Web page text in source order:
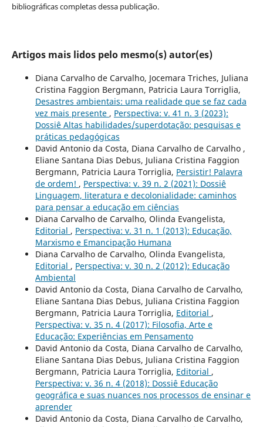
bibliográficas completas dessa publicação.
Artigos mais lidos pelo mesmo(s) autor(es)
Diana Carvalho de Carvalho, Jocemara Triches, Juliana
Cristina Faggion Bergmann, Patricia Laura Torriglia,
Desastres ambientais: uma realidade que se faz cada
vez mais presente , Perspectiva: v. 41 n. 3 (2023):
Dossiê Altas habilidades/superdotação: pesquisas e
práticas pedagógicas
David Antonio da Costa, Diana Carvalho de Carvalho ,
Eliane Santana Dias Debus, Juliana Cristina Faggion
Bergmann, Patricia Laura Torriglia, Persistir! Palavra
de ordem! , Perspectiva: v. 39 n. 2 (2021): Dossiê
Linguagem, literatura e decolonialidade: caminhos
para pensar a educação em ciências
Diana Carvalho de Carvalho, Olinda Evangelista,
Editorial , Perspectiva: v. 31 n. 1 (2013): Educação,
Marxismo e Emancipação Humana
Diana Carvalho de Carvalho, Olinda Evangelista,
Editorial , Perspectiva: v. 30 n. 2 (2012): Educação
Ambiental
David Antonio da Costa, Diana Carvalho de Carvalho,
Eliane Santana Dias Debus, Juliana Cristina Faggion
Bergmann, Patricia Laura Torriglia, Editorial ,
Perspectiva: v. 35 n. 4 (2017): Filosofia, Arte e
Educação: Experiências em Pensamento
David Antonio da Costa, Diana Carvalho de Carvalho,
Eliane Santana Dias Debus, Juliana Cristina Faggion
Bergmann, Patricia Laura Torriglia, Editorial ,
Perspectiva: v. 36 n. 4 (2018): Dossiê Educação
geográfica e suas nuances nos processos de ensinar e
aprender
David Antonio da Costa, Diana Carvalho de Carvalho,